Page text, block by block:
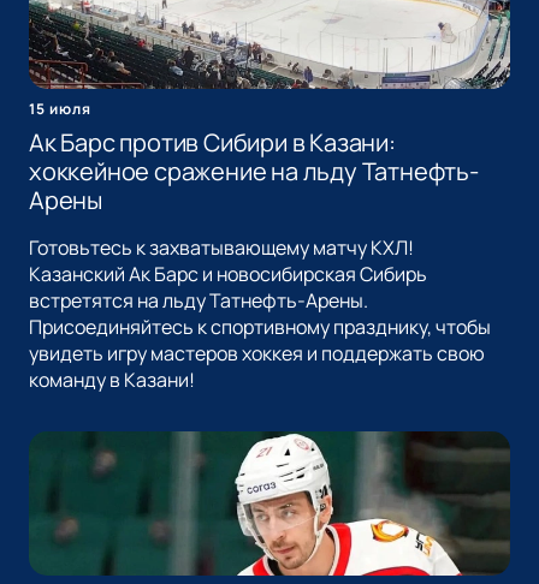
15 июля
Ак Барс против Сибири в Казани:
хоккейное сражение на льду Татнефть-
Арены
Готовьтесь к захватывающему матчу КХЛ!
Казанский Ак Барс и новосибирская Сибирь
встретятся на льду Татнефть-Арены.
Присоединяйтесь к спортивному празднику, чтобы
увидеть игру мастеров хоккея и поддержать свою
команду в Казани!